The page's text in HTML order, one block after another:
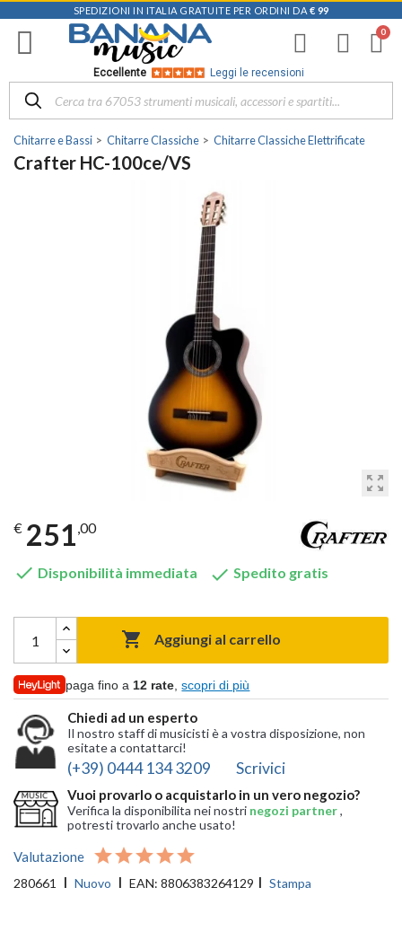
SPEDIZIONI IN ITALIA GRATUITE PER ORDINI DA € 99
Eccellente Leggi le recensioni
Chitarre e Bassi Chitarre Classiche Chitarre Classiche Elettrificate
Crafter HC-100ce/VS
zoom_out_map
€ 251,00
 Disponibilità immediata  Spedito gratis
 Aggiungi al carrello
paga fino a 12 rate ,scopri di più
Chiedi ad un esperto
Il nostro staff di musicisti è a vostra disposizione, non
esitate a contattarci!
(+39) 0444 134 3209 Scrivici
Vuoi provarlo o acquistarlo in un vero negozio?
Verifica la disponibilita nei nostri negozi partner,
potresti trovarlo anche usato!
Valutazione
280661 Nuovo EAN: 8806383264129 Stampa